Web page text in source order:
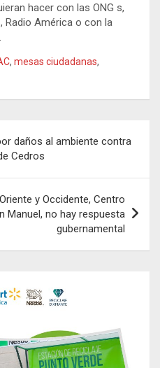
hacer con las ONG s,
Radio América o con la
, mesas ciudadanas,
daños al ambiente contra
Cedros
y Occidente, Centro
Manuel, no hay respuesta
gubernamental